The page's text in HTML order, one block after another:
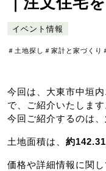
イベント情報
＃土地探し ＃家計と家づくり
今回は、大東市中垣
で、ご紹介いたします
今回ご紹介するのは、
土地面積は、 約
価格や詳細情報に関